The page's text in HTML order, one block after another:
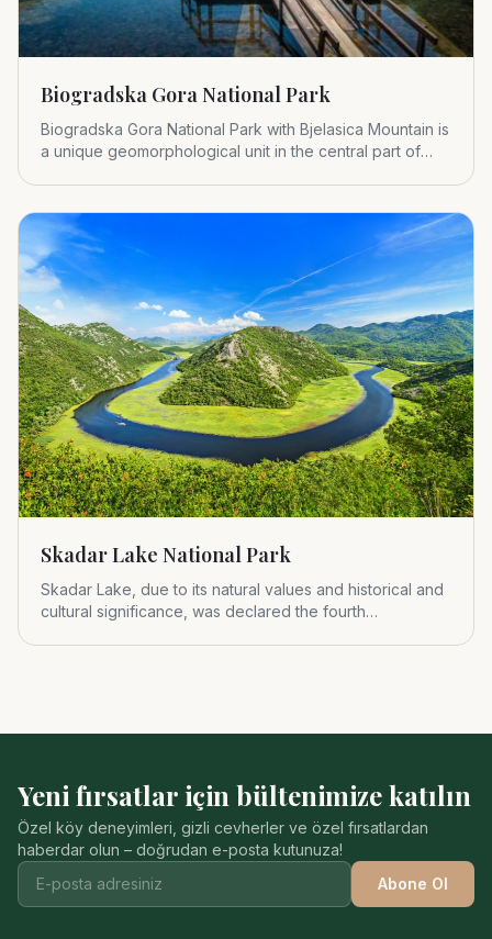
Biogradska Gora National Park
Biogradska Gora National Park with Bjelasica Mountain is
a unique geomorphological unit in the central part of
Skadar Lake National Park
Skadar Lake, due to its natural values and historical and
cultural significance, was declared the fourth
Yeni fırsatlar için bültenimize katılın
Özel köy deneyimleri, gizli cevherler ve özel fırsatlardan
haberdar olun – doğrudan e-posta kutunuza!
Abone Ol